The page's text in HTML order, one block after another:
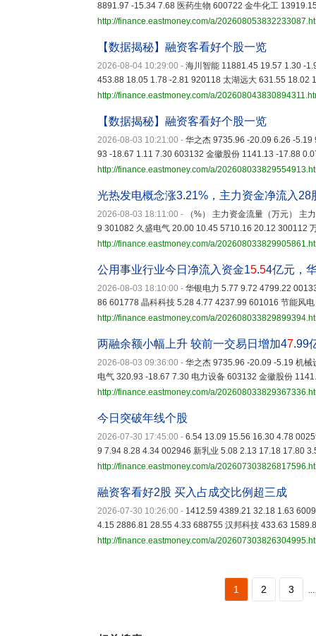
8891.97 -15.34 7.68 医药生物 600722 金牛化工
http://finance.eastmoney.com/a/
【数据揭秘】融资客看好个股一览
2026-08-04 10:29:00 - 海川智能 11881.45 19.57 1.30 -
453.88 18.05 1.78 -2.81 920118 太湖远大 631.55 18.02
http://finance.eastmoney.com/a/
【数据揭秘】融资客看好个股一览
2026-08-03 10:21:00 - 华之杰 9735.96 -20.09 6.26 -
93 -18.67 1.11 7.30 603132 金徽股份 1141.13 -17.88
http://finance.eastmoney.com/a/
光热发电概念涨3.21%，主力资金净流入28
2026-08-03 18:11:00 -
（%） 主力资金流量（万元）
9 301082 久盛电气 20.00 10.45 5710.16 20.12 300112
http://finance.eastmoney.com/a/
公用事业行业今日净流入资金15.54亿元，
2026-08-03 18:10:00 - 华银电力 5.77 9.72 4799.22
86 601778 晶科科技 5.28 4.77 4237.99 601016 节能风
http://finance.eastmoney.com/a/
两融余额小幅上升 较前一交易日增加47.99
2026-08-03 09:36:00 - 华之杰 9735.96 -20.09 -5.19 机
电气 320.93 -18.67 7.30 电力设备 603132 金徽股份
http://finance.eastmoney.com/a/
今日突破年线个股
2026-07-30 17:45:00 - 6.54 13.09 15.56 16.30 4.78
9 7.94 8.28 4.34 002946 新乳业 5.08 2.13 17.18 17.80
http://finance.eastmoney.com/a/
融资客看好2股 买入占成交比例超三成
2026-07-30 10:26:00 - 1412.59 4389.21 32.18 1.63
4.15 2886.81 28.55 4.33 688755 汉邦科技 433.63
http://finance.eastmoney.com/a/
1 2 3 ...